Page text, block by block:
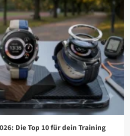
Die Top 10 für dein Training